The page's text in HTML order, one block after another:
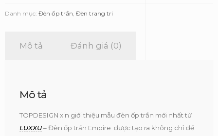
Luxxu
Danh mục: Đèn ốp trần Đèn trang trí
Mô tả Đánh giá (0)
Mô tả
TOPDESIGN xin giới thiệu mẫu đèn ốp trần mới nhất từ
LUXXU– Đèn ốp trần Empire được tạo ra không chỉ để